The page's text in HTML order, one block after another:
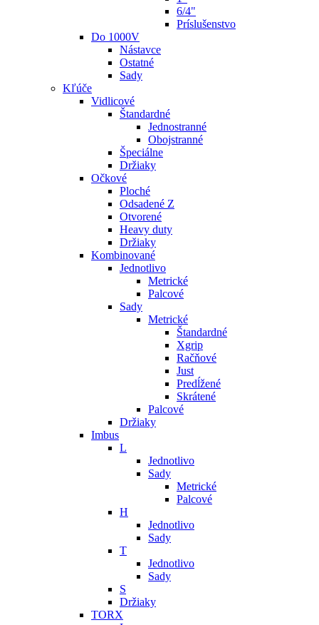
6/4"
Príslušenstvo
Do 1000V
Nástavce
Ostatné
Sady
Kľúče
Vidlicové
Štandardné
Jednostranné
Obojstranné
Špeciálne
Držiaky
Očkové
Ploché
Odsadené Z
Otvorené
Heavy duty
Držiaky
Kombinované
Jednotlivo
Metrické
Palcové
Sady
Metrické
Štandardné
Xgrip
Račňové
Just
Predĺžené
Skrátené
Palcové
Držiaky
Imbus
L
Jednotlivo
Sady
Metrické
Palcové
H
Jednotlivo
Sady
T
Jednotlivo
Sady
S
Držiaky
TORX